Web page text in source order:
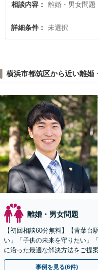
相談内容 離婚・男女問題
詳細条件 未選択
横浜市都筑区から近い離婚
離婚・男女問題
【初回相談60分無料】【青葉
い」「子供の未来を守りたい」
に沿った最適な解決方法をご提
からこそできるサポートを。【
事例を見る(6件)